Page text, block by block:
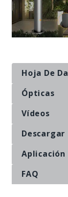
Hoja De
Ópticas
Vídeos
Descargar
Aplicación
FAQ